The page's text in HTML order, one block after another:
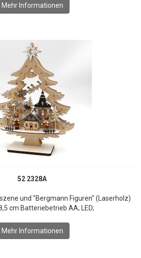
Mehr Informationen
52 2328A
und "Bergmann Figuren" (Laserholz)
cm Batteriebetrieb AA; LED;
Mehr Informationen